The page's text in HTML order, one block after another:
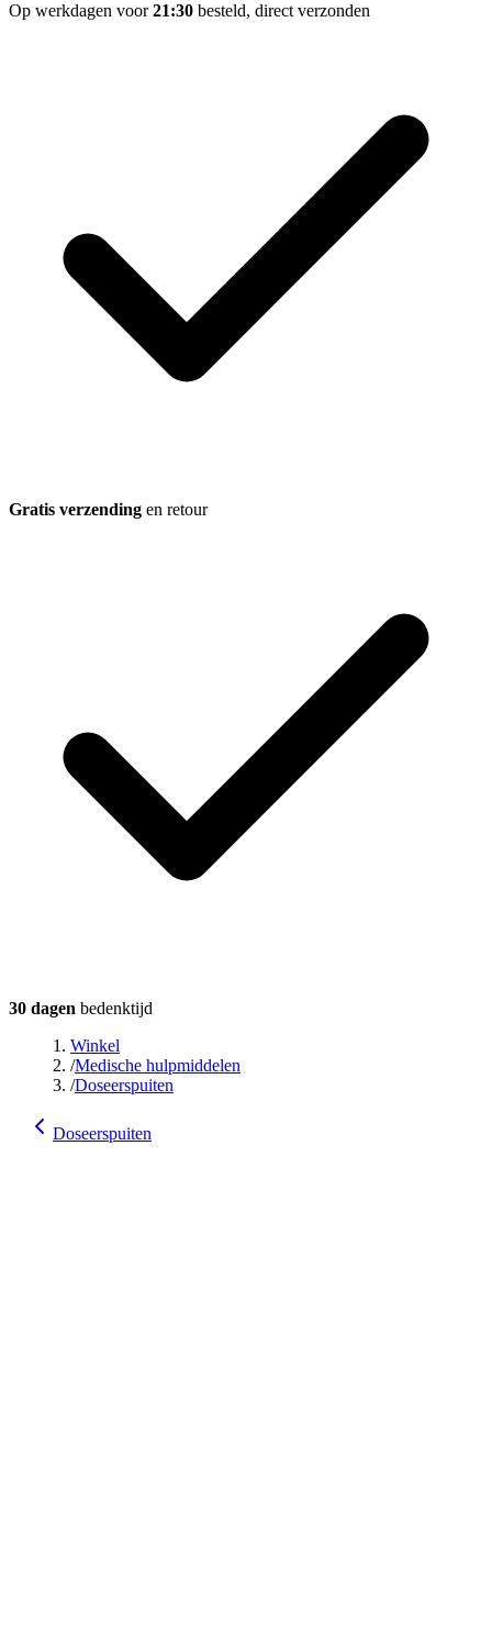
Op werkdagen voor21:30 besteld, direct verzonden
Gratis verzending en retour
30 dagen bedenktijd
Winkel
/Medische hulpmiddelen
/Doseerspuiten
Doseerspuiten